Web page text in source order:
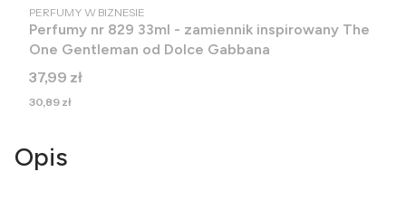
PRODUCENT
PERFUMY W BIZNESIE
Perfumy nr 829 33ml - zamiennik inspirowany The
One Gentleman od Dolce Gabbana
Cena
37,99 zł
Cena
30,89 zł
Opis